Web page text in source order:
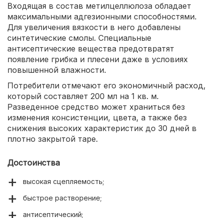
Входящая в состав метилцеллюлоза обладает
максимальными адгезионными способностями.
Для увеличения вязкости в него добавлены
синтетические смолы. Специальные
антисептические вещества предотвратят
появление грибка и плесени даже в условиях
повышенной влажности.
Потребители отмечают его экономичный расход,
который составляет 200 мл на 1 кв. м.
Разведенное средство может храниться без
изменения консистенции, цвета, а также без
снижения высоких характеристик до 30 дней в
плотно закрытой таре.
Достоинства
высокая сцепляемость;
быстрое растворение;
антисептический;